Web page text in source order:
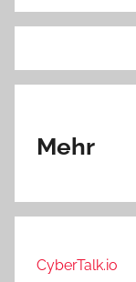
Mehr
CyberTalk.io